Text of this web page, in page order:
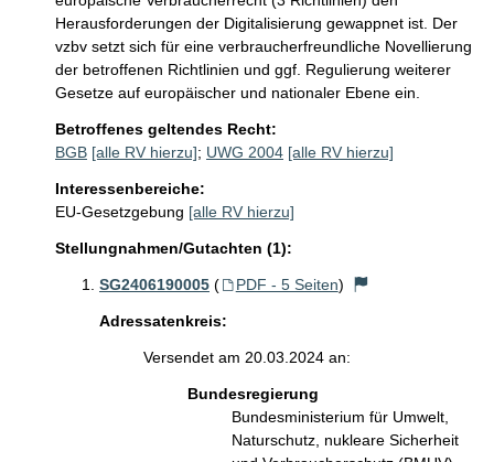
Herausforderungen der Digitalisierung gewappnet ist. Der
vzbv setzt sich für eine verbraucherfreundliche Novellierung
der betroffenen Richtlinien und ggf. Regulierung weiterer
Gesetze auf europäischer und nationaler Ebene ein.
Betroffenes geltendes Recht:
BGB [alle RV hierzu]; UWG 2004 [alle RV hierzu]
Interessenbereiche:
EU-Gesetzgebung [alle RV hierzu]
Stellungnahmen/Gutachten (1):
SG2406190005 ( PDF - 5 Seiten)
Adressatenkreis:
Versendet am 20.03.2024 an:
Bundesregierung
Bundesministerium für Umwelt,
Naturschutz, nukleare Sicherheit